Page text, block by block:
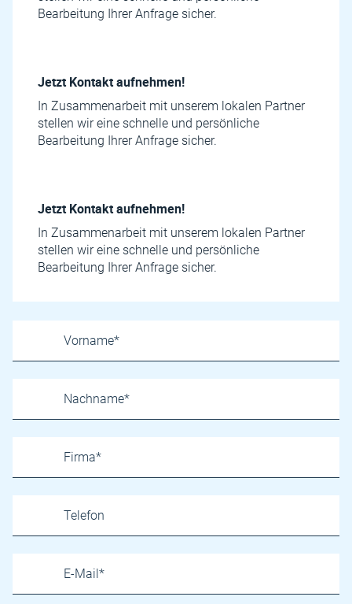
Bearbeitung Ihrer Anfrage sicher.
Jetzt Kontakt aufnehmen!
In Zusammenarbeit mit unserem lokalen Partner
stellen wir eine schnelle und persönliche
Bearbeitung Ihrer Anfrage sicher.
Jetzt Kontakt aufnehmen!
In Zusammenarbeit mit unserem lokalen Partner
stellen wir eine schnelle und persönliche
Bearbeitung Ihrer Anfrage sicher.